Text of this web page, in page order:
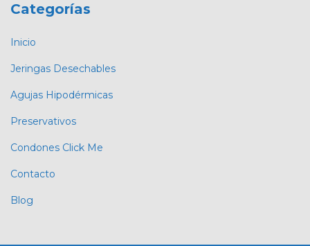
Categorías
Inicio
Jeringas Desechables
Agujas Hipodérmicas
Preservativos
Condones Click Me
Contacto
Blog